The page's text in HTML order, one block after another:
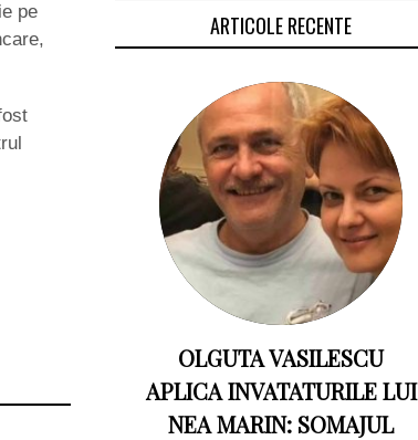
pe
ARTICOLE RECENTE
OLGUTA VASILESCU
APLICA INVATATURILE LUI
NEA MARIN: SOMAJUL